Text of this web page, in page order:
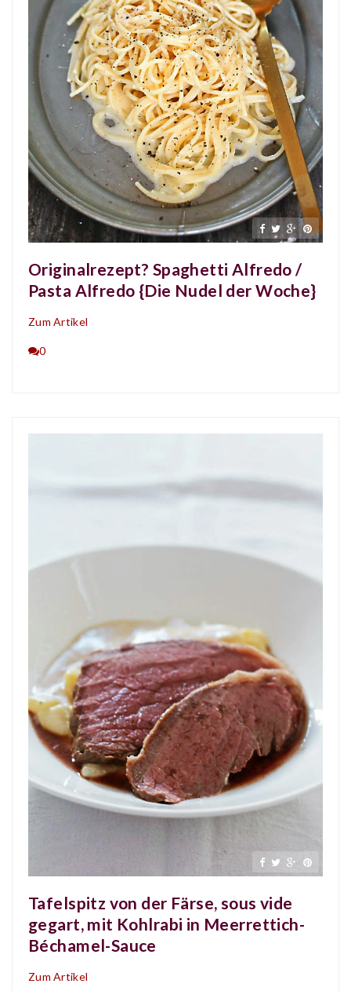
Originalrezept? Spaghetti Alfredo /
Pasta Alfredo {Die Nudel der Woche}
Zum Artikel
0
Tafelspitz von der Färse, sous vide
gegart, mit Kohlrabi in Meerrettich-
Béchamel-Sauce
Zum Artikel